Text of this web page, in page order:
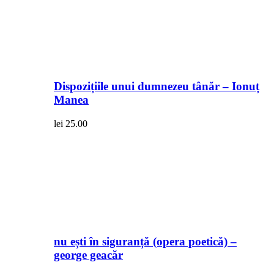
Dispozițiile unui dumnezeu tânăr – Ionuț
Manea
lei 25.00
nu ești în siguranță (opera poetică) –
george geacăr